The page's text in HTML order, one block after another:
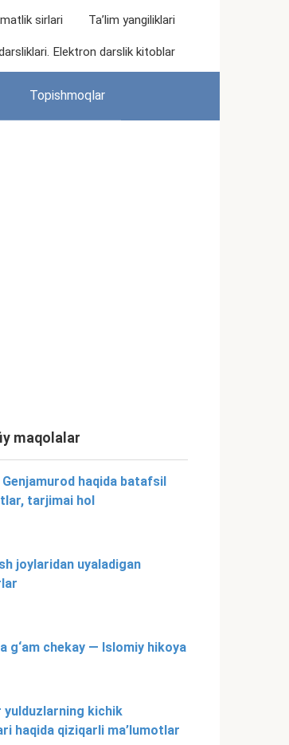
sirlari Ta’lim yangiliklari
Elektron darslik kitoblar
Topishmoqlar
maqolalar
haqida batafsil
tarjimai hol
joylaridan uyaladigan
g‘am chekay — Islomiy hikoya
yulduzlarning kichik
haqida qiziqarli ma’lumotlar